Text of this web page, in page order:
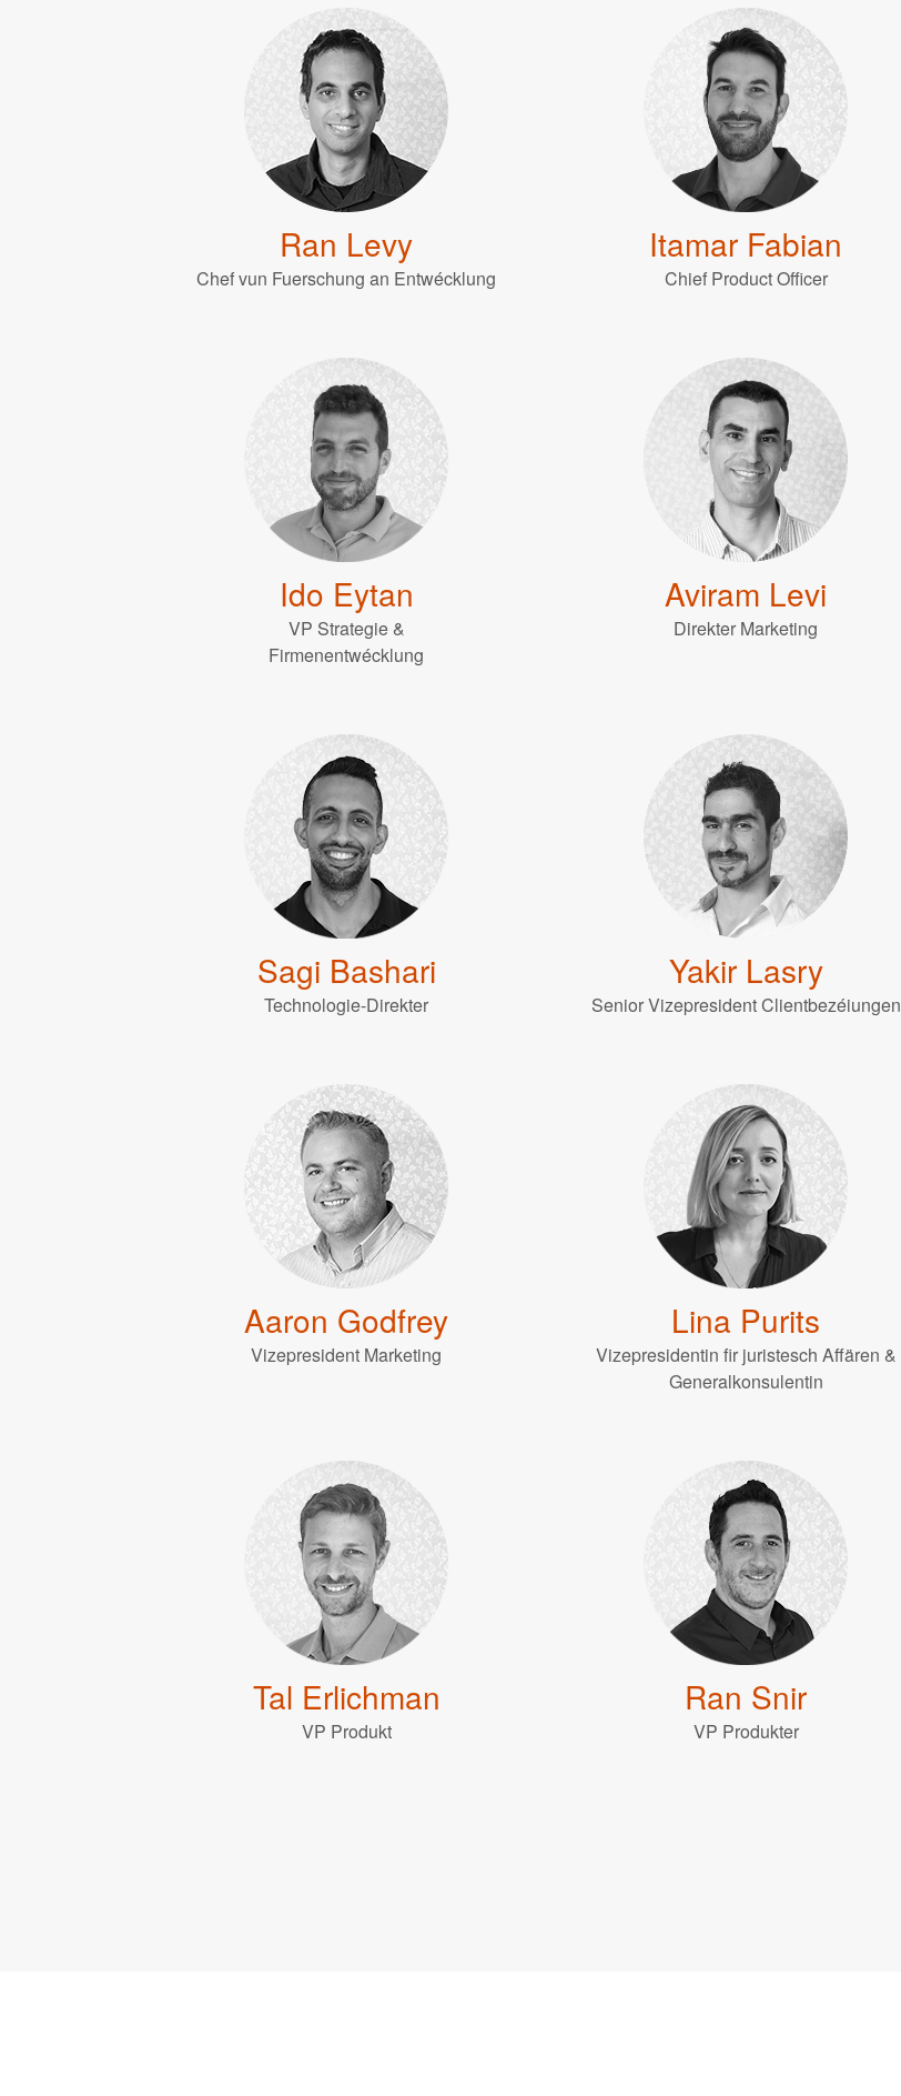
Ran Levy
Chef vun Fuerschung an Entwécklung
Itamar Fabian
Chief Product Officer
Ido Eytan
VP Strategie &
Firmenentwécklung
Aviram Levi
Direkter Marketing
Sagi Bashari
Technologie-Direkter
Yakir Lasry
Senior Vizepresident Clientbezéiungen
Aaron Godfrey
Vizepresident Marketing
Lina Purits
Vizepresidentin fir juristesch Affären &
Generalkonsulentin
Tal Erlichman
VP Produkt
Ran Snir
VP Produkter